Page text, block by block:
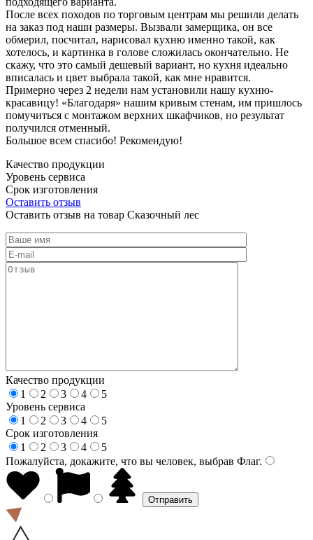
После всех походов по торговым центрам мы решили делать
на заказ под наши размеры. Вызвали замерщика, он все
обмерил, посчитал, нарисовал кухню именно такой, как
хотелось, и картинка в голове сложилась окончательно. Не
скажу, что это самый дешевый вариант, но кухня идеально
вписалась и цвет выбрала такой, как мне нравится.
Примерно через 2 недели нам установили нашу кухню-
красавицу! «Благодаря» нашим кривым стенам, им пришлось
помучиться с монтажом верхних шкафчиков, но результат
получился отменный.
Большое всем спасибо! Рекомендую!
Качество продукции
Уровень сервиса
Срок изготовления
Оставить отзыв
Оставить отзыв на товар Сказочный лес
Качество продукции
1
2 3 4
5
Уровень сервиса
1
2 3 4
5
Срок изготовления
1
2 3 4
5
Пожалуйста, докажите, что вы человек, выбрав Флаг.